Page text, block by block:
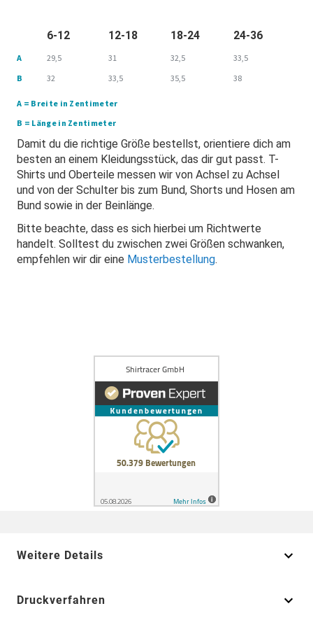
6-12 12-18 18-24 24-36
A 29,5 31 32,5
33,5
B
32 33,5 35,5 38
A = Breite in Zentimeter
B = Länge in Zentimeter
Damit du die richtige Größe bestellst, orientiere dich am
besten an einem Kleidungsstück, das dir gut passt. T-
Shirts und Oberteile messen wir von Achsel zu Achsel
und von der Schulter bis zum Bund, Shorts und Hosen am
Bund sowie in der Beinlänge.
Bitte beachte, dass es sich hierbei um Richtwerte
handelt. Solltest du zwischen zwei Größen schwanken,
empfehlen wir dir eine Musterbestellung.
Weitere Details
Druckverfahren